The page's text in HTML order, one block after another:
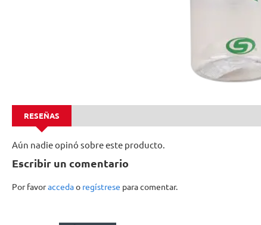
RESEÑAS
Aún nadie opinó sobre este producto.
Escribir un comentario
Por favoraccedao regístrese para comentar.